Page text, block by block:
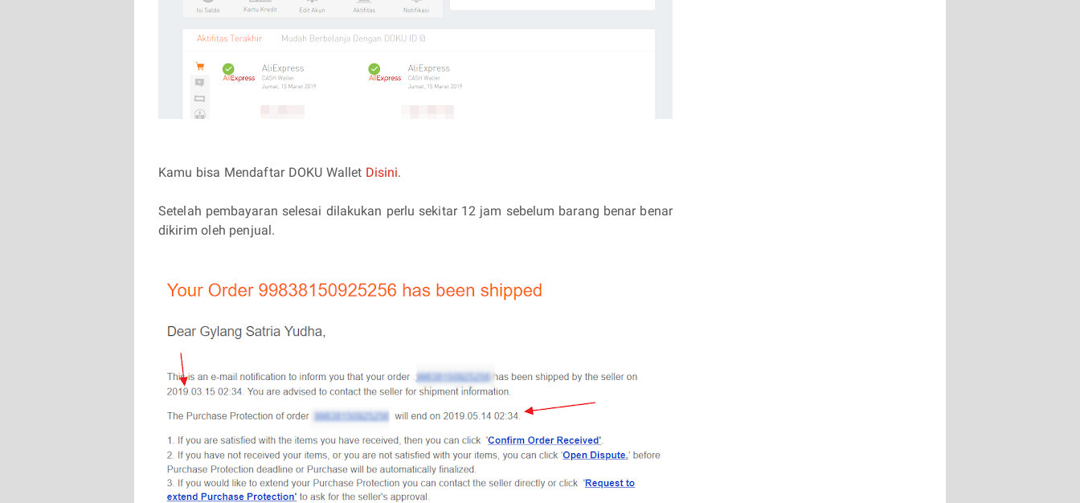
Kamu bisa Mendaftar DOKU Wallet Disini.
Setelah pembayaran selesai dilakukan perlu sekitar 12 jam sebelum barang benar benar
dikirim oleh penjual.